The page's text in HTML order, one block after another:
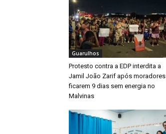
Guarulhos
Protesto contra a EDP interdita a
Jamil João Zarif após moradores
ficarem 9 dias sem energia no
Malvinas